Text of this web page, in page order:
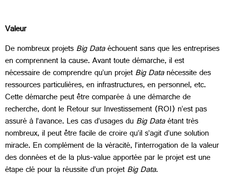
Valeur
De nombreux projetsBig Dataéchouent sans que les entreprises
en comprennent la cause. Avant toute démarche, il est
nécessaire de comprendre qu’un projetBig Datanécessite des
ressources particulières, en infrastructures, en personnel, etc.
Cette démarche peut être comparée à une démarche de
recherche, dont le Retour sur Investissement (ROI) n’est pas
assuré à l’avance. Les cas d’usages duBig Dataétant très
nombreux, il peut être facile de croire qu’il s’agit d’une solution
miracle. En complément de la véracité, l’interrogation de la valeur
des données et de la plus-value apportée par le projet est une
étape clé pour la réussite d’un projetBig Data.